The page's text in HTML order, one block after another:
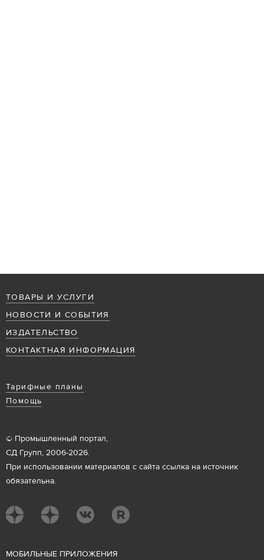
ТОВАРЫ И УСЛУГИ
НОВОСТИ И СОБЫТИЯ
ИЗДАТЕЛЬСТВО
КОНТАКТНАЯ ИНФОРМАЦИЯ
Тарифные планы
Помощь
© Промышленный портал,
СД Групп, 2006-2026.
При использовании материалов с сайта ссылка на источник
обязательна.
МОБИЛЬНЫЕ ПРИЛОЖЕНИЯ